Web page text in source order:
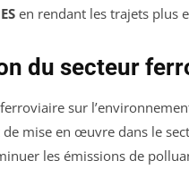
en rendant les trajets plus
du secteur
sur
mise en œuvre dans le
les émissions de